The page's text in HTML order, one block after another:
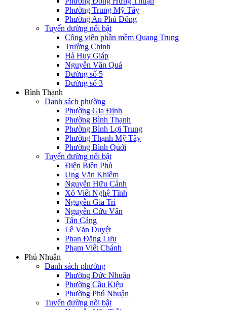
Phường Trung Mỹ Tây
Phường An Phú Đông
Tuyến đường nổi bật
Công viên phần mềm Quang Trung
Trường Chinh
Hà Huy Giáp
Nguyễn Văn Quá
Đường số 5
Đường số 3
Bình Thạnh
Danh sách phường
Phường Gia Định
Phường Bình Thạnh
Phường Bình Lợi Trung
Phường Thạnh Mỹ Tây
Phường Bình Quới
Tuyến đường nổi bật
Điện Biên Phủ
Ung Văn Khiêm
Nguyễn Hữu Cảnh
Xô Viết Nghệ Tĩnh
Nguyễn Gia Trí
Nguyễn Cửu Vân
Tân Cảng
Lê Văn Duyệt
Phan Đăng Lưu
Phạm Viết Chánh
Phú Nhuận
Danh sách phường
Phường Đức Nhuận
Phường Cầu Kiệu
Phường Phú Nhuận
Tuyến đường nổi bật